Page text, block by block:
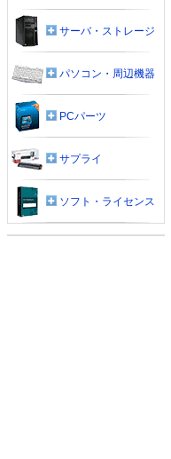
サーバ・ストレージ
パソコン・周辺機器
PCパーツ
サプライ
ソフト・ライセンス